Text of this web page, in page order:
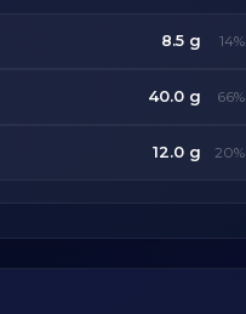
8.5 g 14%
40.0 g 66%
12.0 g 20%